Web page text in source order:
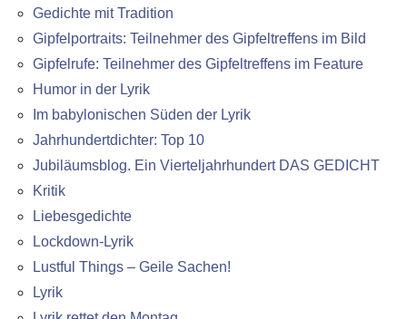
Gedichte mit Tradition
Gipfelportraits: Teilnehmer des Gipfeltreffens im Bild
Gipfelrufe: Teilnehmer des Gipfeltreffens im Feature
Humor in der Lyrik
Im babylonischen Süden der Lyrik
Jahrhundertdichter: Top 10
Jubiläumsblog. Ein Vierteljahrhundert DAS GEDICHT
Kritik
Liebesgedichte
Lockdown-Lyrik
Lustful Things – Geile Sachen!
Lyrik